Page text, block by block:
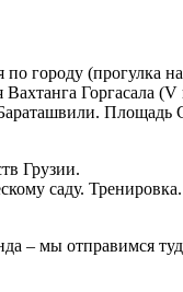
по городу (прогулка
Горгасала
. Площадь
Грузии.
саду. Тренировка.
– мы отправимся